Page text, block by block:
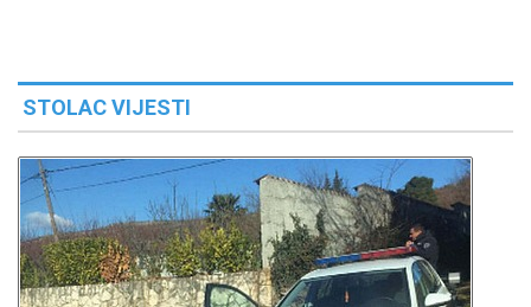
STOLAC VIJESTI